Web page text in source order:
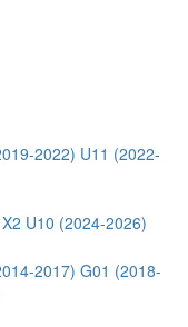
2022) U11 (2022-
X2 U10 (2024-2026)
2017) G01 (2018-